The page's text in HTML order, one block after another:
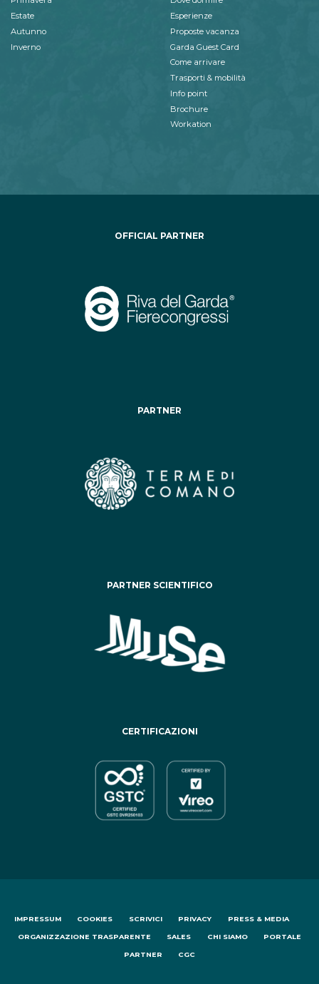
Estate
Autunno
Inverno
Esperienze
Proposte vacanza
Garda Guest Card
Come arrivare
Trasporti & mobilità
Info point
Brochure
Workation
OFFICIAL PARTNER
PARTNER
PARTNER SCIENTIFICO
CERTIFICAZIONI
IMPRESSUM COOKIES SCRIVICI PRIVACY PRESS & MEDIA
ORGANIZZAZIONE TRASPARENTE SALES CHI SIAMO PORTALE
PARTNER CGC